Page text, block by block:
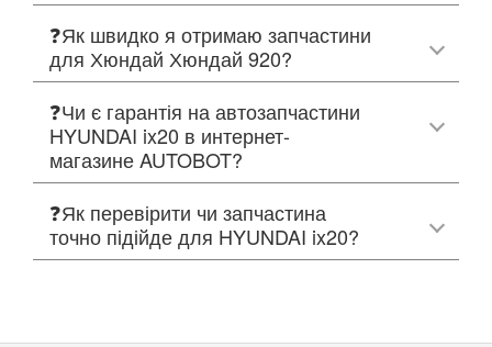
❓Як швидко я отримаю запчастини
для Хюндай Хюндай 920?
❓Чи є гарантія на автозапчастини
HYUNDAI ix20 в интернет-
магазине AUTOBOT?
❓Як перевірити чи запчастина
точно підійде для HYUNDAI ix20?